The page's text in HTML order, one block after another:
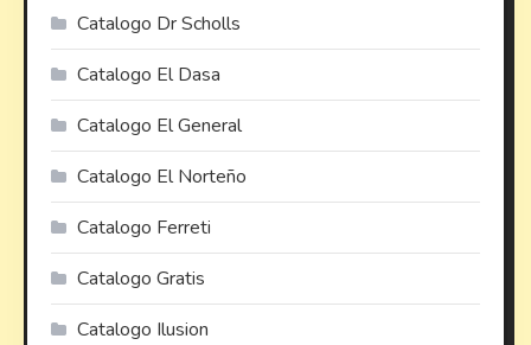
Catalogo Dr Scholls
Catalogo El Dasa
Catalogo El General
Catalogo El Norteño
Catalogo Ferreti
Catalogo Gratis
Catalogo Ilusion